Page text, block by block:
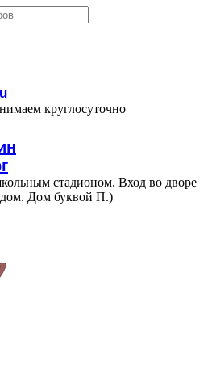
круглосуточно
стадионом. Вход во дворе
Дом буквой П.)